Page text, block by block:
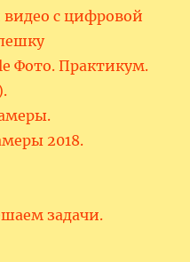
с цифровой
Фото. Практикум.
2018.
задачи.